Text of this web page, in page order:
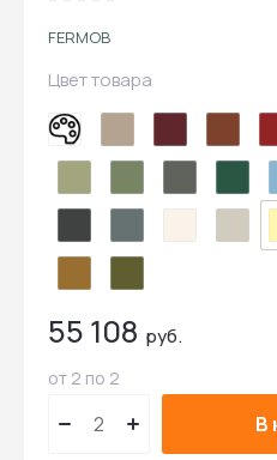
FERMOB
Цвет товара
55 108 руб.
от 2 по 2
В